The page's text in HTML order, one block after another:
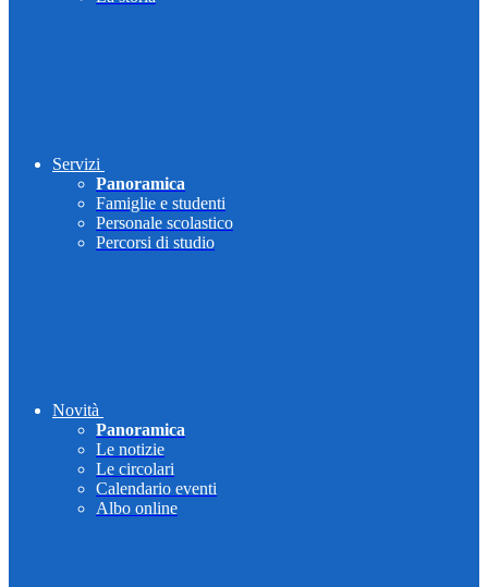
Servizi
Panoramica
Famiglie e studenti
Personale scolastico
Percorsi di studio
Novità
Panoramica
Le notizie
Le circolari
Calendario eventi
Albo online